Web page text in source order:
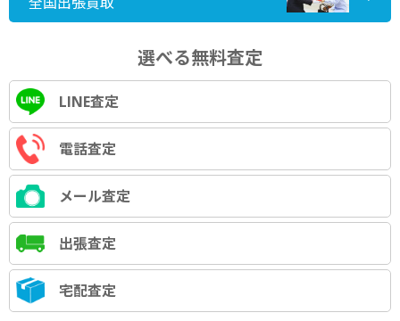
選べる無料査定
LINE査定
電話査定
メール査定
出張査定
宅配査定